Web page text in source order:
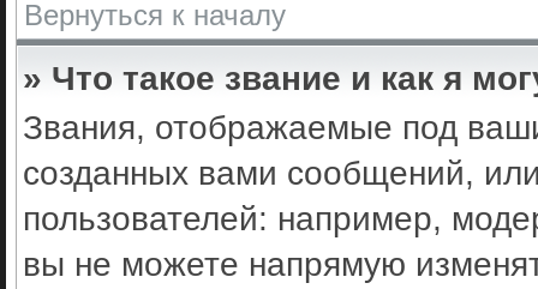
Вернуться к началу
» Что такое звание и как я
Звания, отображаемые под
созданных вами сообщений,
пользователей: например,
вы не можете напрямую